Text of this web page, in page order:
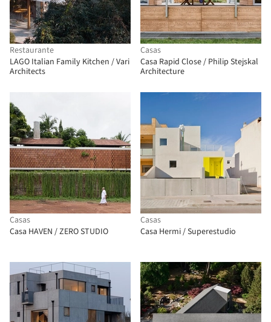
Restaurante
LAGO Italian Family Kitchen / Vari
Architects
Casas
Casa Rapid Close / Philip Stejskal
Architecture
Casas
Casa HAVEN / ZERO STUDIO
Casas
Casa Hermi / Superestudio